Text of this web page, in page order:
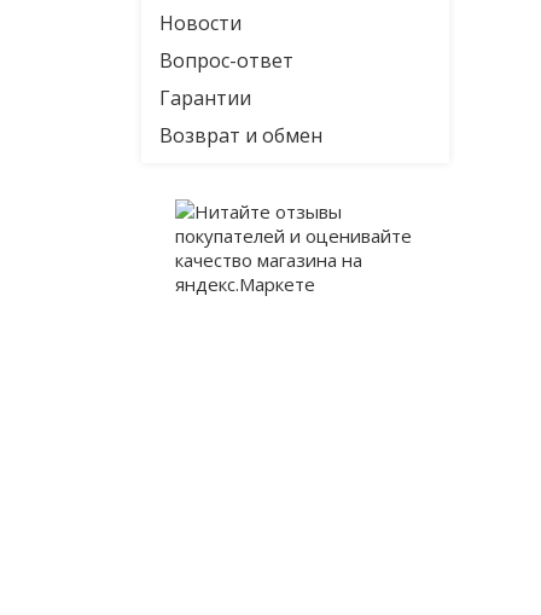
Новости
Вопрос-ответ
Гарантии
Возврат и обмен